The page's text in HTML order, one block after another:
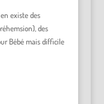
existe des
des
Bébé mais difficile